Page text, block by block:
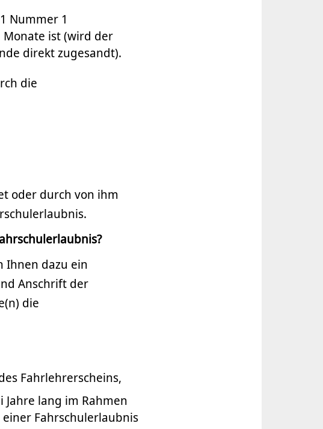
Nummer 1
ist (wird der
direkt zugesandt).
die
oder durch von ihm
Ihnen dazu ein
Anschrift der
die
Fahrlehrerscheins,
lang im Rahmen
Fahrschulerlaubnis